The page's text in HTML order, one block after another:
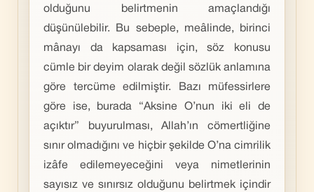
olduğunu belirtmenin amaçlandığı
düşünülebilir. Bu sebeple, meâlinde, birinci
mânayı da kapsaması için, söz konusu
cümle bir deyim olarak değil sözlük anlamına
göre tercüme edilmiştir. Bazı müfessirlere
göre ise, burada “Aksine O’nun iki eli de
açıktır” buyurulması, Allah’ın cömertliğine
sınır olmadığını ve hiçbir şekilde O’na cimrilik
izâfe edilemeyeceğini veya nimetlerinin
sayısız ve sınırsız olduğunu belirtmek içindir